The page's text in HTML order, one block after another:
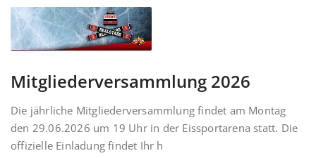
Mitgliederversammlung 2026
Die jährliche Mitgliederversammlung findet am Montag
den 29.06.2026 um 19 Uhr in der Eissportarena statt. Die
offizielle Einladung findet Ihr h